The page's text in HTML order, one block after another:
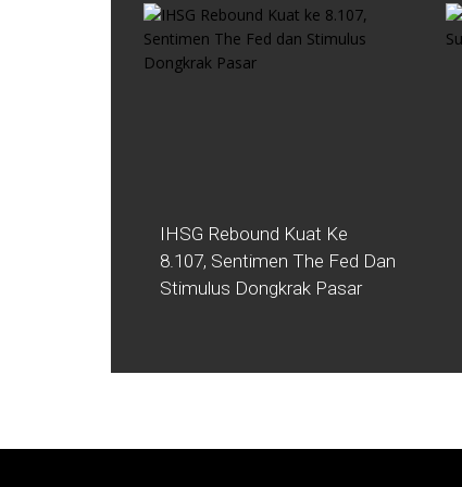
IHSG Rebound Kuat Ke
8.107, Sentimen The Fed Dan
Stimulus Dongkrak Pasar